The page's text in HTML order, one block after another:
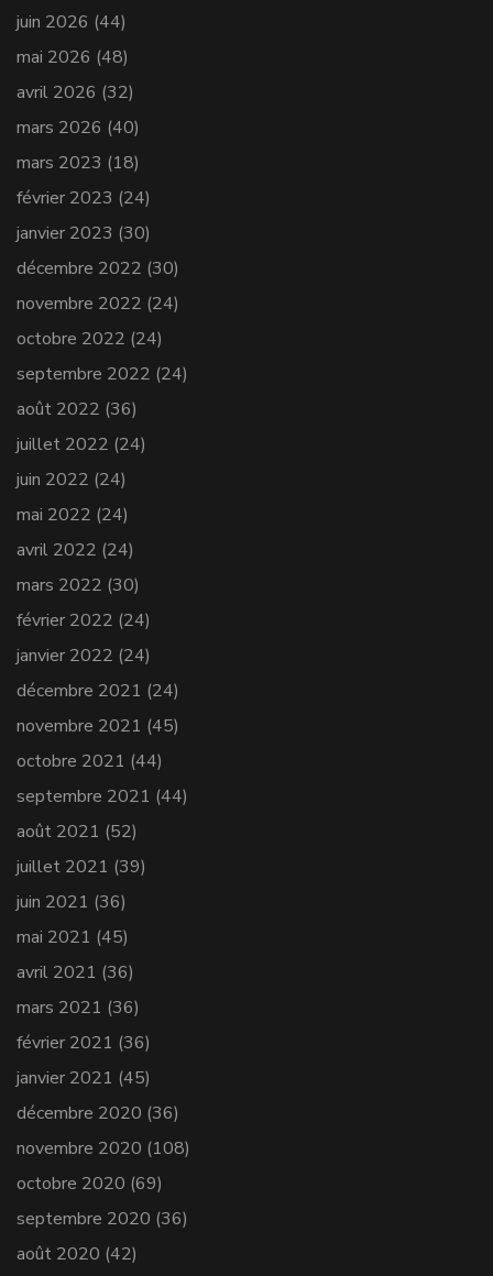
juin 2026 (44)
mai 2026 (48)
avril 2026 (32)
mars 2026 (40)
mars 2023 (18)
février 2023 (24)
janvier 2023 (30)
décembre 2022 (30)
novembre 2022 (24)
octobre 2022 (24)
septembre 2022 (24)
août 2022 (36)
juillet 2022 (24)
juin 2022 (24)
mai 2022 (24)
avril 2022 (24)
mars 2022 (30)
février 2022 (24)
janvier 2022 (24)
décembre 2021 (24)
novembre 2021 (45)
octobre 2021 (44)
septembre 2021 (44)
août 2021 (52)
juillet 2021 (39)
juin 2021 (36)
mai 2021 (45)
avril 2021 (36)
mars 2021 (36)
février 2021 (36)
janvier 2021 (45)
décembre 2020 (36)
novembre 2020 (108)
octobre 2020 (69)
septembre 2020 (36)
août 2020 (42)